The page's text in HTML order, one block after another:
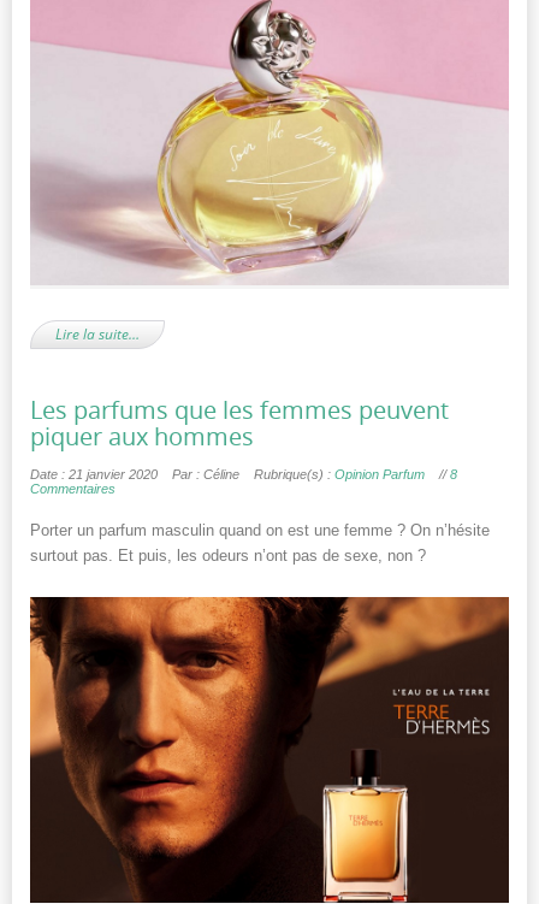
Lire la suite…
Les parfums que les femmes peuvent
piquer aux hommes
Date : 21 janvier 2020 Par : Céline Rubrique(s) : Opinion Parfum //8
Commentaires
Porter un parfum masculin quand on est une femme ? On n’hésite
surtout pas. Et puis, les odeurs n’ont pas de sexe, non ?